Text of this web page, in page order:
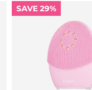
SAVE 29%